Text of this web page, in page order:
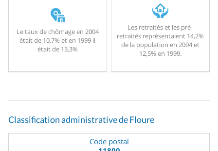
Le taux de chômage en 2004
était de 10,7% et en 1999 il
était de 13,3%
Les retraités et les pré-
retraités représentaient 14,2%
de la population en 2004 et
12,5% en 1999.
Classification administrative de Floure
Code postal